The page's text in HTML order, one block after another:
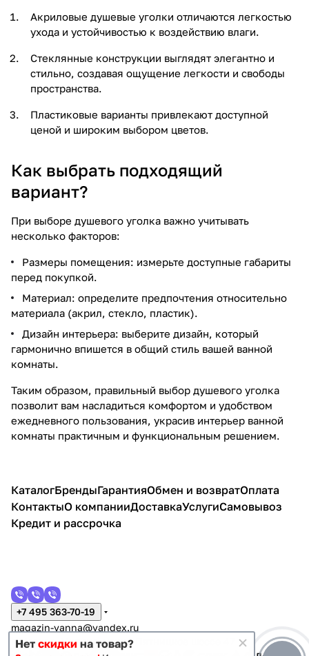
Акриловые душевые уголки отличаются легкостью
ухода и устойчивостью к воздействию влаги.
Стеклянные конструкции выглядят элегантно и
стильно, создавая ощущение легкости и свободы
пространства.
Пластиковые варианты привлекают доступной
ценой и широким выбором цветов.
Как выбрать подходящий
вариант?
При выборе душевого уголка важно учитывать
несколько факторов:
Размеры помещения: измерьте доступные габариты
перед покупкой.
Материал: определите предпочтения относительно
материала (акрил, стекло, пластик).
Дизайн интерьера: выберите дизайн, который
гармонично впишется в общий стиль вашей ванной
комнаты.
Таким образом, правильный выбор душевого уголка
позволит вам насладиться комфортом и удобством
ежедневного пользования, украсив интерьер ванной
комнаты практичным и функциональным решением.
КаталогБрендыГарантияОбмен и возвратОплата
КонтактыО компанииДоставкаУслугиСамовывоз
Кредит и рассрочка
+7 495 363-70-19
magazin-vanna@yandex.ru
г. Москва, Митино, улица Пятницкое шоссе 47
Нет скидки на товар?